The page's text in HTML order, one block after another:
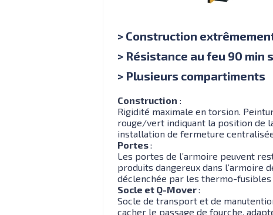
> Construction
> Résistance au feu 90 min
> Plusieurs compartiments
Construction :
Rigidité maximale en torsion.
rouge/vert indiquant la position de
installation de fermeture
Portes:
Les portes de l’armoire peuvent
produits dangereux dans l’armoire
déclenchée par les thermo-fusibles
Socle et Q-Mover:
Socle de transport et de
cacher le passage de fourche,